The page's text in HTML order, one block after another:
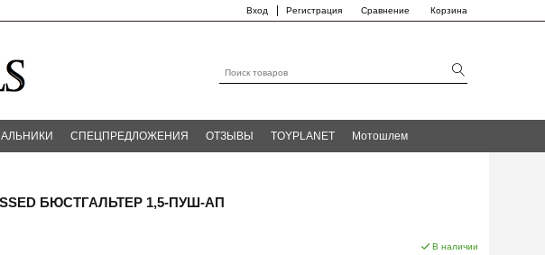
Вход Регистрация Сравнение Корзина
СПЕЦПРЕДЛОЖЕНИЯ ОТЗЫВЫ TOYPLANET Мотошлем
БЮСТГАЛЬТЕР 1,5-ПУШ-АП
В наличии